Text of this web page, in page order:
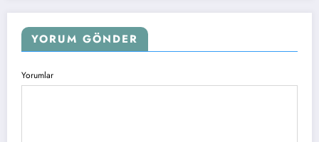
YORUM GÖNDER
Yorumlar